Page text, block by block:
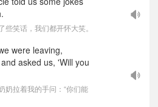
笑话，我们都开怀大笑。
were leaving,
asked us, 'Will you
奶拉着我的手问：“你们能